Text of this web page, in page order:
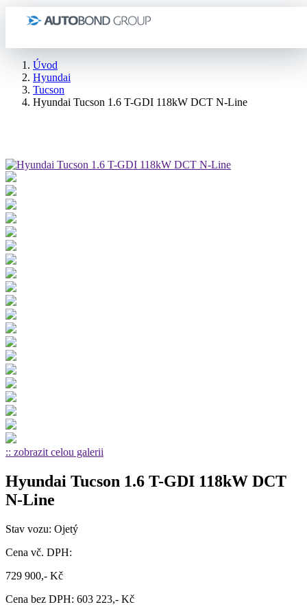
Úvod
Hyundai
Tucson
Hyundai Tucson 1.6 T-GDI 118kW DCT N-Line
:: zobrazit celou galerii
Hyundai Tucson 1.6 T-GDI 118kW DCT
N-Line
Stav vozu: Ojetý
Cena vč. DPH:
729 900,- Kč
Cena bez DPH: 603 223,- Kč